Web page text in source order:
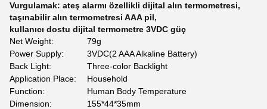
Vurgulamak: ateş alarmı özellikli dijital alın termometresi,
taşınabilir alın termometresi AAA pil,
kullanıcı dostu dijital termometre 3VDC güç
Net Weight:
79g
Power Supply:
3VDC(2 AAA Alkaline Battery)
Back Light:
Three-color Backlight
Application Place:
Household
Function:
Human Body Temperature
Dimension:
155*44*35mm